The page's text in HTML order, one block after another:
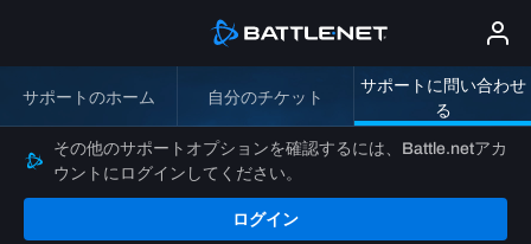
サポートのホーム 自分のチケット
サポートに問い合わせ
る
その他のサポートオプションを確認するには、Battle.netアカ
ウントにログインしてください。
ログイン